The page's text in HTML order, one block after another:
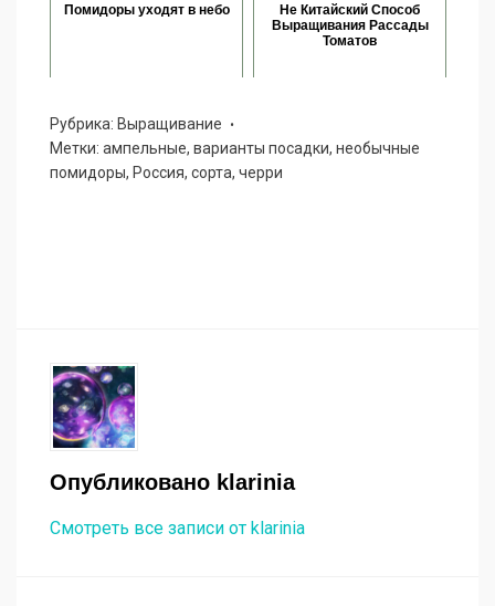
Помидоры уходят в небо
Не Китайский Способ
Выращивания Рассады
Томатов
Рубрика: Выращивание
Метки: ампельные, варианты посадки, необычные
помидоры, Россия, сорта, черри
Опубликовано klarinia
Смотреть все записи от klarinia